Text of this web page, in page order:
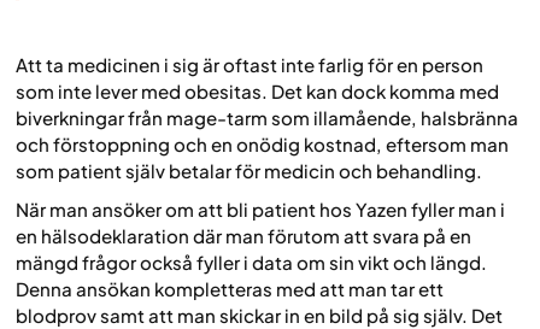
Att ta medicinen i sig är oftast inte farlig för en person
som inte lever med obesitas. Det kan dock komma med
biverkningar från mage-tarm som illamående, halsbränna
och förstoppning och en onödig kostnad, eftersom man
som patient själv betalar för medicin och behandling.
När man ansöker om att bli patient hos Yazen fyller man i
en hälsodeklaration där man förutom att svara på en
mängd frågor också fyller i data om sin vikt och längd.
Denna ansökan kompletteras med att man tar ett
blodprov samt att man skickar in en bild på sig själv. Det